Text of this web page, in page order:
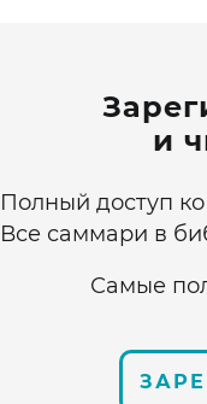
и
Полный доступ
Все саммари в
Самые